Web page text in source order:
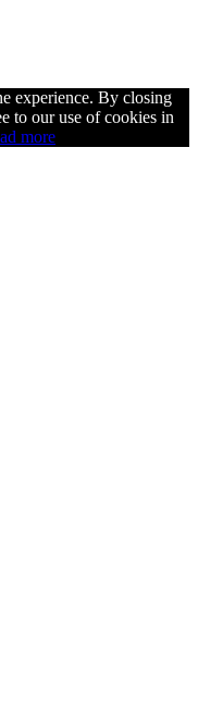
experience. By closing
to our use of cookies in
more